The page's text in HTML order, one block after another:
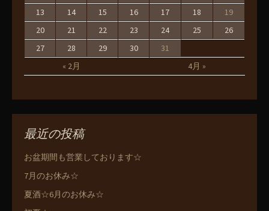
« 2月 4月 »
13
14 15 16 17 18
19
20
21 22 23 24 25
26
27
28 29 30 31
最近の投稿
お盆期間も営業しております☆
7月のお休み☆
夏酒☆6月のお休み☆